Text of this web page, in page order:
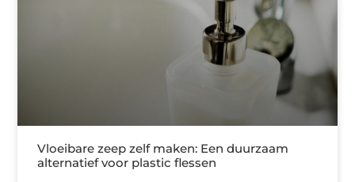
Vloeibare zeep zelf maken: Een duurzaam
alternatief voor plastic flessen